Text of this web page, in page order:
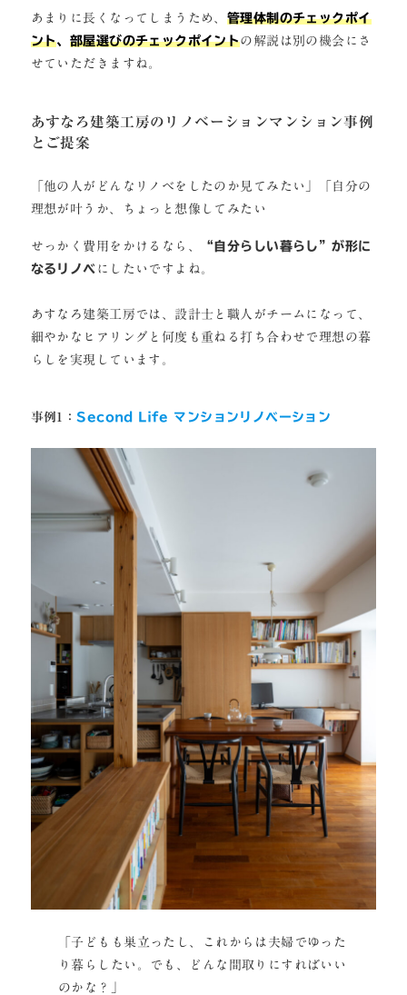
あまりに長くなってしまうため、 管理体制のチェックポイ
ント、 部屋選びのチェックポイントの解説は別の機会にさ
せていただきますね。
あすなろ建築工房のリノベーションマンション事例
とご提案
「他の人がどんなリノベをしたのか見てみたい」「自分の
理想が叶うか、ちょっと想像してみたい
せっかく費用をかけるなら、
“自分らしい暮らし”が形に
なるリノベ にしたいですよね。
あすなろ建築工房では、設計士と職人がチームになって、
細やかなヒアリングと何度も重ねる打ち合わせで理想の暮
らしを実現しています。
事例1：Second Life マンションリノベーション
「子どもも巣立ったし、これからは夫婦でゆった
り暮らしたい。でも、どんな間取りにすればいい
のかな？」